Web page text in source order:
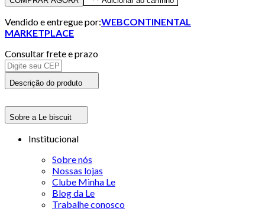
Vendido e entregue por:WEBCONTINENTAL
MARKETPLACE
Consultar frete e prazo
Descrição do produto
Sobre a Le biscuit
Institucional
Sobre nós
Nossas lojas
Clube Minha Le
Blog da Le
Trabalhe conosco